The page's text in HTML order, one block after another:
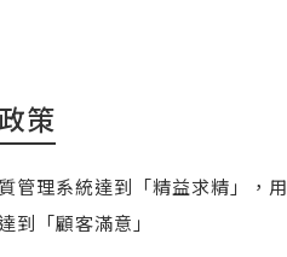
策
管理系統達到「精益求精」，用
到「顧客滿意」